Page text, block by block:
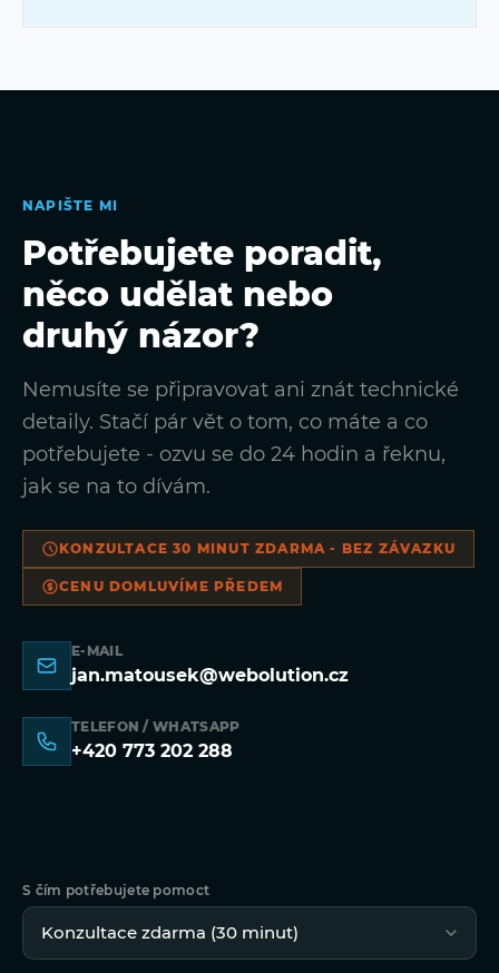
NAPIŠTE MI
Potřebujete poradit,
něco udělat nebo
druhý názor?
Nemusíte se připravovat ani znát technické
detaily. Stačí pár vět o tom, co máte a co
potřebujete - ozvu se do 24 hodin a řeknu,
jak se na to dívám.
KONZULTACE 30 MINUT ZDARMA - BEZ ZÁVAZKU
CENU DOMLUVÍME PŘEDEM
E-MAIL
jan.matousek@webolution.cz
TELEFON / WHATSAPP
+420 773 202 288
S čím potřebujete pomoct